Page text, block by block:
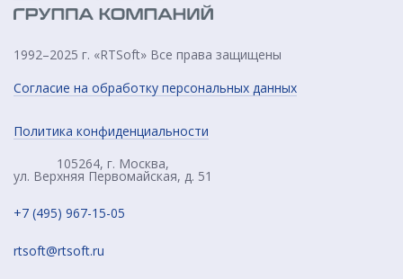
1992–2025 г. «RTSoft» Все права защищены
Согласие на обработку персональных данных
Политика конфиденциальности
105264, г. Москва,
ул. Верхняя Первомайская, д. 51
+7 (495) 967-15-05
rtsoft@rtsoft.ru